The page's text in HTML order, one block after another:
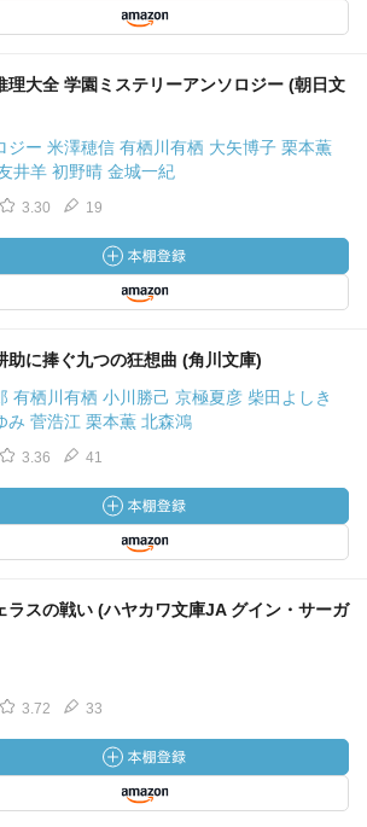
理大全 学園ミステリーアンソロジー (朝日文
ジー 米澤穂信 有栖川有栖 大矢博子 栗本薫
井羊 初野晴 金城一紀
3.30 19
助に捧ぐ九つの狂想曲 (角川文庫)
有栖川有栖 小川勝己 京極夏彦 柴田よしき
み 菅浩江 栗本薫 北森鴻
3.36 41
ラスの戦い (ハヤカワ文庫JA グイン・サーガ
3.72 33